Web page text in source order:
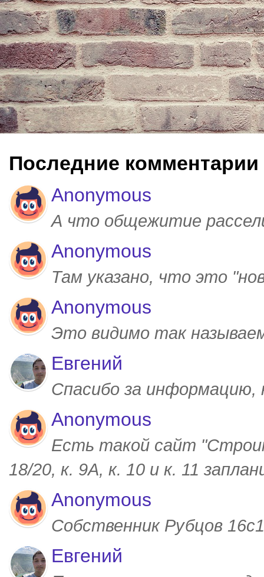
Последние комментарии
Anonymous
А что общежитие
Anonymous
Там указано, что это
Anonymous
Это видимо так
Евгений
Спасибо за
Anonymous
Есть такой сайт
18/20, к. 9А, к. 10 и к. 11
Anonymous
Собственник Рубцов
Евгений